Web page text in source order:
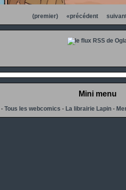
(premier) «précédent
Mini menu
-Tous les webcomics -La librairie Lapin -